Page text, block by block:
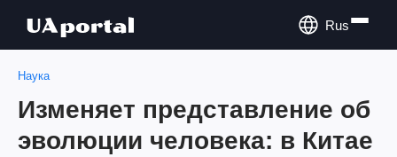
Rus
Наука
Изменяет представление об
эволюции человека: в Китае